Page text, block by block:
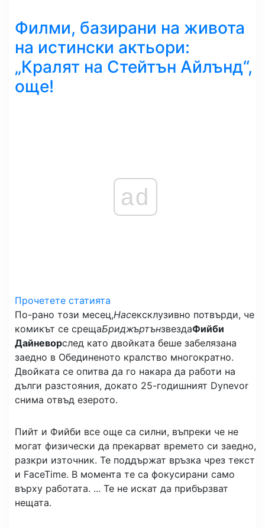
Филми, базирани на живота
на истински актьори:
„Кралят на Стейтън Айлънд“,
още!
ad
Прочетете статията
По-рано този месец,Насексклузивно потвърди, че
комикът се срещаБриджъртънзвездаФийби
Дайневорслед като двойката беше забелязана
заедно в Обединеното кралство многократно.
Двойката се опитва да го накара да работи на
дълги разстояния, докато 25-годишният Dynevor
снима отвъд езерото.
Пийт и Фийби все още са силни, въпреки че не
могат физически да прекарват времето си заедно,
разкри източник. Те поддържат връзка чрез текст
и FaceTime. В момента те са фокусирани само
върху работата. ... Те не искат да прибързват
нещата.